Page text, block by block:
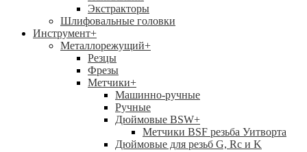
Экстракторы
Шлифовальные головки
Инструмент+
Металлорежущий+
Резцы
Фрезы
Метчики+
Машинно-ручные
Ручные
Дюймовые BSW+
Метчики BSF резьба Уитворта
Дюймовые для резьб G, Rc и K